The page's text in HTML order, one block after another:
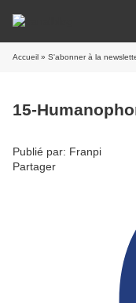
Accueil » S'abonner à la
15-
Publié par: Franpi
Partager